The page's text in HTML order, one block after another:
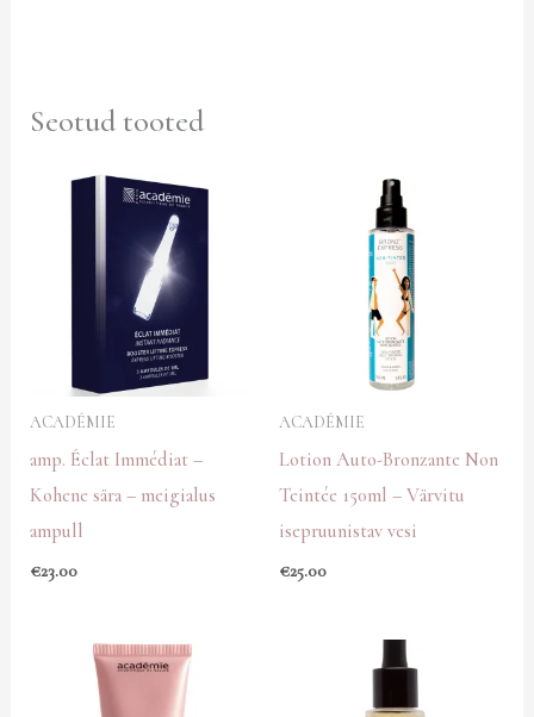
Seotud tooted
ACADÉMIE
amp. Éclat Immédiat –
Kohene sära – meigialus
ampull
€23.00
ACADÉMIE
Lotion Auto-Bronzante Non
Teintée 150ml – Värvitu
isepruunistav vesi
€25.00